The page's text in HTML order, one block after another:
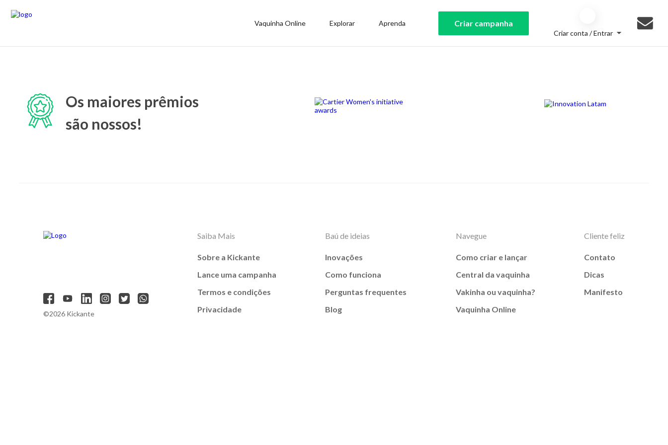
Vaquinha Online Explorar Aprenda Criar campanha
Criar conta / Entrar
Os maiores prêmios
são nossos!
©2026 Kickante
Saiba Mais
Sobre a Kickante
Lance uma campanha
Termos e condições
Privacidade
Baú de ideias
Inovações
Como funciona
Perguntas frequentes
Blog
Navegue
Como criar e lançar
Central da vaquinha
Vakinha ou vaquinha?
Vaquinha Online
Cliente feliz
Contato
Dicas
Manifesto